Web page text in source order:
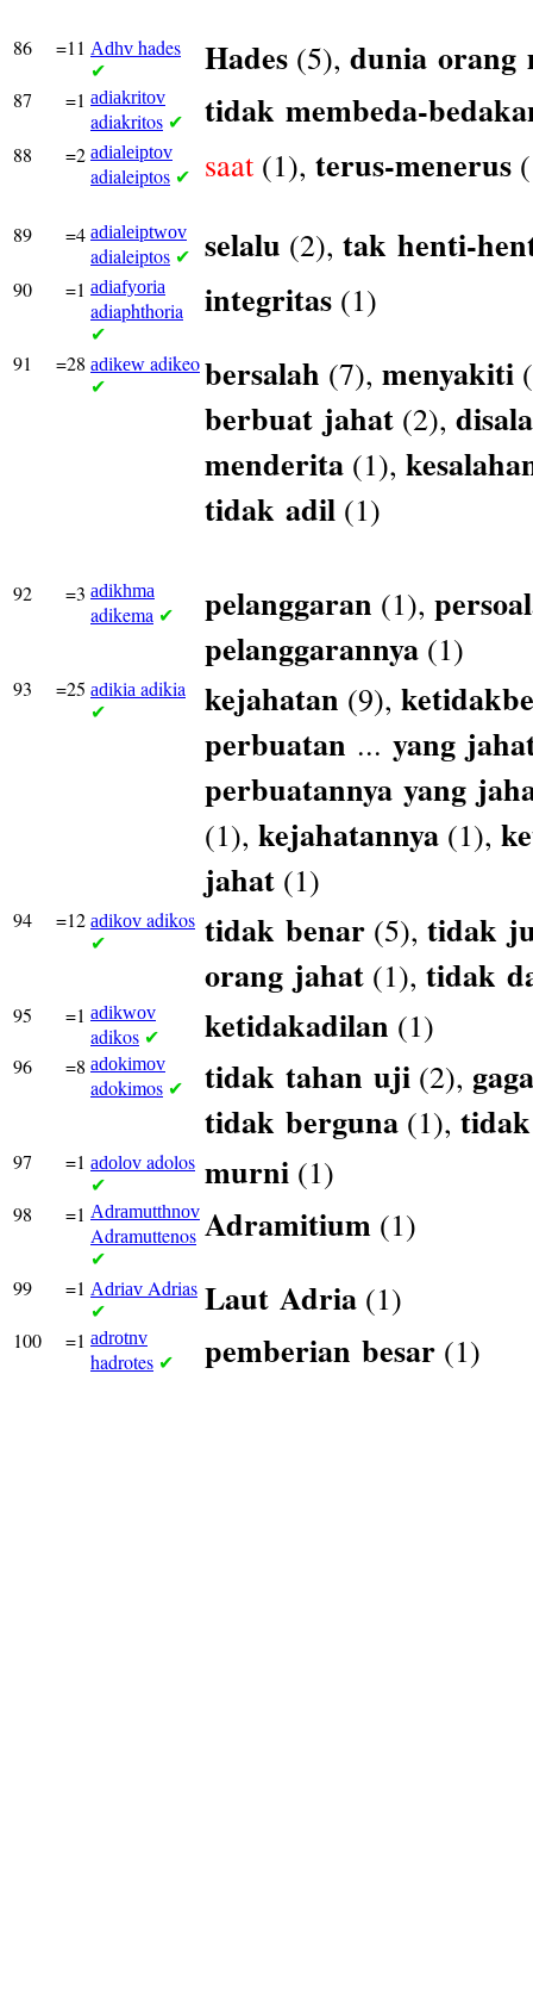
86 =11 Adhv hades
✔ Hades (5), dunia orang
87 =1 adiakritov
adiakritos ✔ tidak membeda-
88 =2 adialeiptov
adialeiptos ✔ saat (1), terus-menerus
89 =4 adialeiptwov
adialeiptos ✔ selalu (2), tak henti-
90 =1 adiafyoria
adiaphthoria
✔
integritas (1)
91 =28 adikew adikeo
✔ bersalah (7), menyakiti
berbuat jahat (2),
menderita (1),
tidak adil (1)
92 =3 adikhma
adikema ✔ pelanggaran (1),
pelanggarannya (1)
93 =25 adikia adikia
✔ kejahatan (9),
perbuatan ... yang
perbuatannya yang
(1), kejahatannya (1),
jahat (1)
94 =12 adikov adikos
✔ tidak benar (5), tidak
orang jahat (1), tidak
95 =1 adikwov
adikos ✔ ketidakadilan (1)
96 =8 adokimov
adokimos ✔ tidak tahan uji (2),
tidak berguna (1), tidak
97 =1 adolov adolos
✔ murni (1)
98 =1 Adramutthnov
Adramuttenos
✔
Adramitium (1)
99 =1 Adriav Adrias
✔ Laut Adria (1)
100 =1 adrotnv
hadrotes ✔ pemberian besar (1)